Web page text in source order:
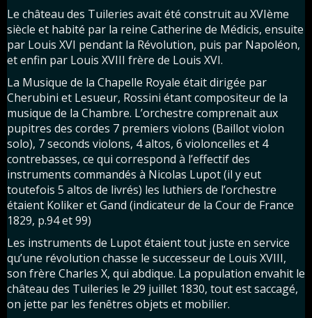
Le château des Tuileries avait été construit au XVIème
siècle et habité par la reine Catherine de Médicis, ensuite
par Louis XVI pendant la Révolution, puis par Napoléon,
et enfin par Louis XVIII frère de Louis XVI.
La Musique de la Chapelle Royale était dirigée par
Cherubini et Lesueur, Rossini étant compositeur de la
musique de la Chambre. L’orchestre comprenait aux
pupitres des cordes 7 premiers violons (Baillot violon
solo), 7 seconds violons, 4 altos, 6 violoncelles et 4
contrebasses, ce qui correspond à l’effectif des
instruments commandés à Nicolas Lupot (il y eut
toutefois 5 altos de livrés) les luthiers de l’orchestre
étaient Koliker et Gand (indicateur de la Cour de France
1829, p.94 et 99)
Les instruments de Lupot étaient tout juste en service
qu’une révolution chasse le successeur de Louis XVIII,
son frère Charles X, qui abdique. La population envahit le
château des Tuileries le 29 juillet 1830, tout est saccagé,
on jette par les fenêtres objets et mobilier.